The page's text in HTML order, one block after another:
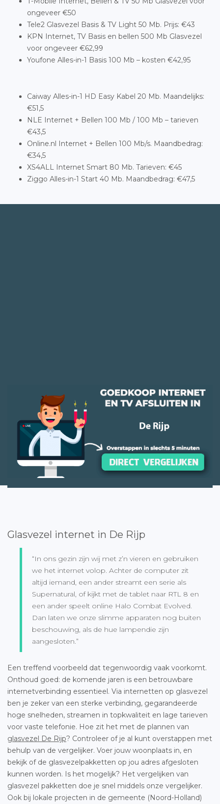
ongeveer €50
Tele2 Glasvezel Basis & TV Light 50 Mb. Prijs: €43
KPN Internet, TV Basis en bellen 500 Mb Glasvezel
voor ongeveer €62,99
Youfone Alles-in-1 Basis 100 Mb – kosten €42,95
Caiway Alles-in-1 HD Easy Kabel 20 Mb. Maandelijks:
€51,5
NLE Internet + Bellen 100 Mb / 100 Mb – tarieven
€43,5
Online.nl Internet + Bellen 100 Mb/s. Maandbedrag:
€34,5
XS4ALL Internet Smart 80 Mb. Tarieven: €45
Ziggo Alles-in-1 Start 40 Mb. Maandbedrag: €47,5
Glasvezel internet in De Rijp
“In ons gezin zijn wij met z’n vieren en gebruiken
we het internet volop. Achter de computer zit
altijd iemand, een ander streamt een serie als
Supernatural, of kijkt met de tablet naar RTL 8 en
een ander speelt online Halo Combat Evolved.
Dan laten we onze slimme apparaten nog buiten
beschouwing, als de hue lampendie zijn
aangesloten.”
Een treffend voorbeeld dat tegenwoordig vaak voorkomt.
Onthoud goed: de komende jaren is een betrouwbare
internetverbinding essentieel. Via internetten op glasvezel
ben je zeker van een sterke verbinding, gegarandeerde
hoge snelheden, streamen in topkwaliteit en lage tarieven
voor vaste telefonie. Hoe zit het met de plannen van
glasvezel De Rijp? Controleer of je al kunt overstappen met
behulp van de vergelijker. Voer jouw woonplaats in, en
bekijk of de glasvezelpakketten op jou adres afgesloten
kunnen worden. Is het mogelijk? Het vergelijken van
glasvezel pakketten doe je snel middels onze vergelijker.
Ook bij lokale projecten in de gemeente (Noord-Holland)